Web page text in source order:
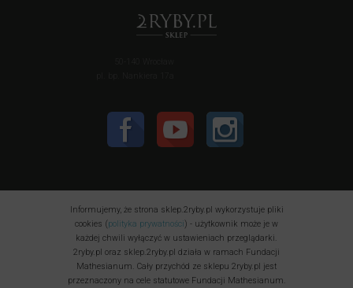
Informujemy, że strona sklep.2ryby.pl wykorzystuje pliki
cookies (polityka prywatności) - użytkownik może je w
każdej chwili wyłączyć w ustawieniach przeglądarki.
2ryby.pl oraz sklep.2ryby.pl działa w ramach Fundacji
Mathesianum. Cały przychód ze sklepu 2ryby.pl jest
przeznaczony na cele statutowe Fundacji Mathesianum.